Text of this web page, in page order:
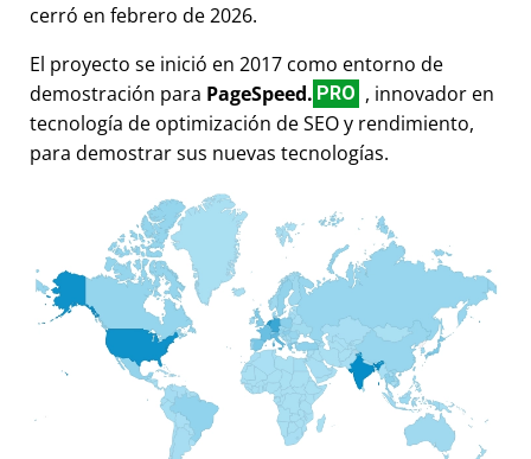
cerró en febrero de 2026.
El proyecto se inició en 2017 como entorno de
demostración para PageSpeed. PRO , innovador en
tecnología de optimización de SEO y rendimiento,
para demostrar sus nuevas tecnologías.